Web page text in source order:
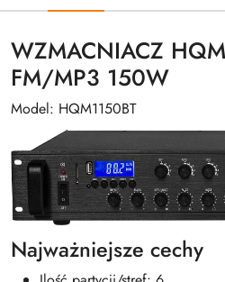
WZMACNIACZ
FM/MP3 150W
Model: HQM1150BT
Najważniejsze cechy